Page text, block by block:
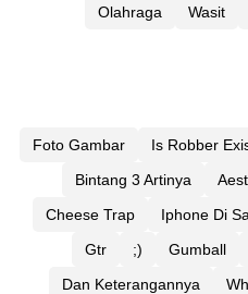
Olahraga Wasit
Foto Gambar Is Robber
Bintang 3 Artinya
Cheese Trap
Iphone Di
Gtr
;) Gumball
Dan Keterangannya